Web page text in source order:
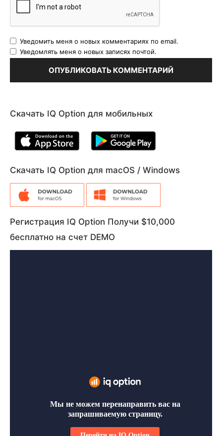
Уведомить меня о новых комментариях по email.
Уведомлять меня о новых записях почтой.
Скачать IQ Option для мобильных
Скачать IQ Option для macOS / Windows
Регистрация IQ Option Получи $10,000
бесплатно на счет DEMO